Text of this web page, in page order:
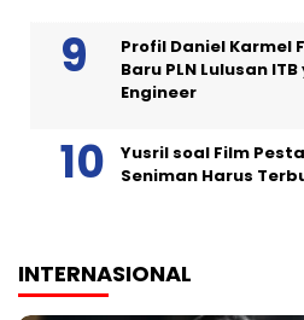
Profil Daniel Karmel
Baru PLN Lulusan
Engineer
Yusril soal Film
Seniman Harus
INTERNASIONAL